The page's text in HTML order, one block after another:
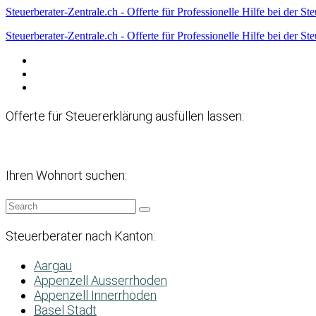
Steuerberater-Zentrale.ch - Offerte für Professionelle Hilfe bei der
Steuerberater-Zentrale.ch - Offerte für Professionelle Hilfe bei der
Offerte für Steuererklärung ausfüllen lassen:
Ihren Wohnort suchen:
Steuerberater nach Kanton:
Aargau
Appenzell Ausserrhoden
Appenzell Innerrhoden
Basel Stadt